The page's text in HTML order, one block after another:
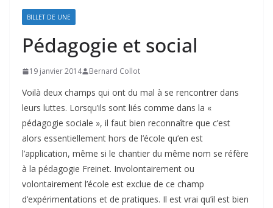
BILLET DE UNE
Pédagogie et social
19 janvier 2014 Bernard Collot
Voilà deux champs qui ont du mal à se rencontrer dans
leurs luttes. Lorsqu’ils sont liés comme dans la «
pédagogie sociale », il faut bien reconnaître que c’est
alors essentiellement hors de l’école qu’en est
l’application, même si le chantier du même nom se réfère
à la pédagogie Freinet. Involontairement ou
volontairement l’école est exclue de ce champ
d’expérimentations et de pratiques. Il est vrai qu’il est bien